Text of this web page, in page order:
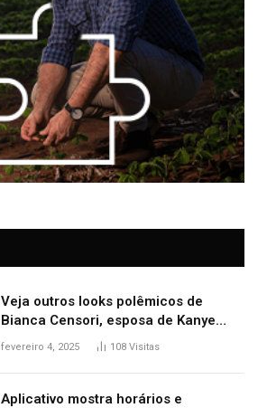
Veja outros looks polêmicos de
Bianca Censori, esposa de Kanye
West que apareceu nua no Grammy
fevereiro 4, 2025 108 Visitas
Aplicativo mostra horários e